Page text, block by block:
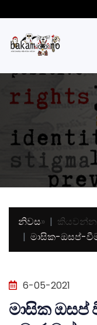
නිවස» කියවන්න
මාසික-ඔසප්-
6-05-2021
මාසික